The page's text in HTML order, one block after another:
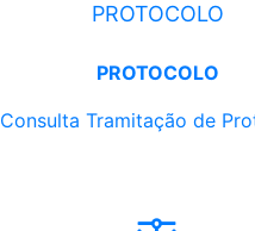
PROTOCOLO
PROTOCOLO
Consulta Tramitação de